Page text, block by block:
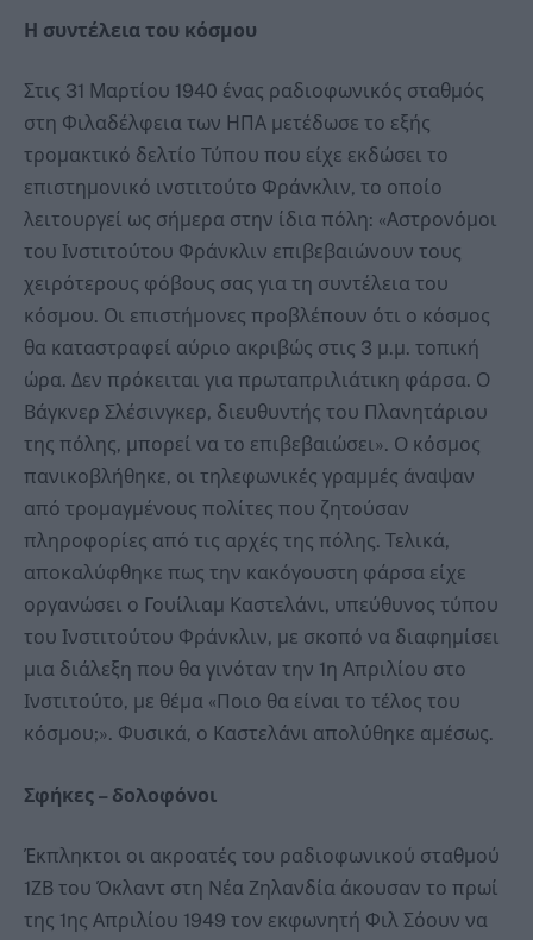
Η συντέλεια του κόσμου
Στις 31 Μαρτίου 1940 ένας ραδιοφωνικός σταθμός
στη Φιλαδέλφεια των ΗΠΑ μετέδωσε το εξής
τρομακτικό δελτίο Τύπου που είχε εκδώσει το
επιστημονικό ινστιτούτο Φράνκλιν, το οποίο
λειτουργεί ως σήμερα στην ίδια πόλη: «Αστρονόμοι
του Ινστιτούτου Φράνκλιν επιβεβαιώνουν τους
χειρότερους φόβους σας για τη συντέλεια του
κόσμου. Οι επιστήμονες προβλέπουν ότι ο κόσμος
θα καταστραφεί αύριο ακριβώς στις 3 μ.μ. τοπική
ώρα. Δεν πρόκειται για πρωταπριλιάτικη φάρσα. Ο
Βάγκνερ Σλέσινγκερ, διευθυντής του Πλανητάριου
της πόλης, μπορεί να το επιβεβαιώσει». Ο κόσμος
πανικοβλήθηκε, οι τηλεφωνικές γραμμές άναψαν
από τρομαγμένους πολίτες που ζητούσαν
πληροφορίες από τις αρχές της πόλης. Τελικά,
αποκαλύφθηκε πως την κακόγουστη φάρσα είχε
οργανώσει ο Γουίλιαμ Καστελάνι, υπεύθυνος τύπου
του Ινστιτούτου Φράνκλιν, με σκοπό να διαφημίσει
μια διάλεξη που θα γινόταν την 1η Απριλίου στο
Ινστιτούτο, με θέμα «Ποιο θα είναι το τέλος του
κόσμου;». Φυσικά, ο Καστελάνι απολύθηκε αμέσως.
Σφήκες – δολοφόνοι
Έκπληκτοι οι ακροατές του ραδιοφωνικού σταθμού
1ΖΒ του Όκλαντ στη Νέα Ζηλανδία άκουσαν το πρωί
της 1ης Απριλίου 1949 τον εκφωνητή Φιλ Σόουν να